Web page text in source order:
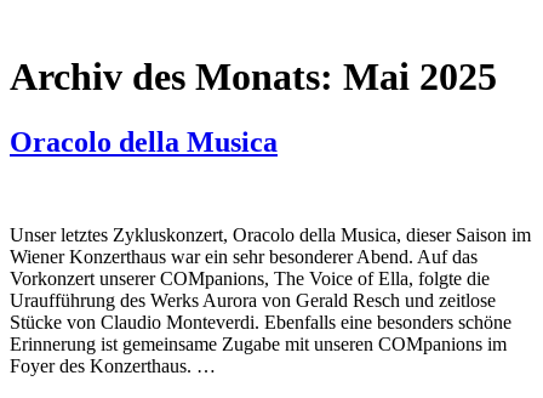
Archiv des Monats: Mai 2025
Oracolo della Musica
Unser letztes Zykluskonzert, Oracolo della Musica, dieser Saison im
Wiener Konzerthaus war ein sehr besonderer Abend. Auf das
Vorkonzert unserer COMpanions, The Voice of Ella, folgte die
Uraufführung des Werks Aurora von Gerald Resch und zeitlose
Stücke von Claudio Monteverdi. Ebenfalls eine besonders schöne
Erinnerung ist gemeinsame Zugabe mit unseren COMpanions im
Foyer des Konzerthaus. …